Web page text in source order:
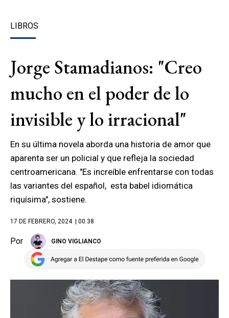
LIBROS
Jorge Stamadianos: "Creo
mucho en el poder de lo
invisible y lo irracional"
En su última novela aborda una historia de amor que
aparenta ser un policial y que refleja la sociedad
centroamericana. "Es increíble enfrentarse con todas
las variantes del español, esta babel idiomática
riquísima", sostiene.
17 DE FEBRERO, 2024 | 00.38
Por GINO VIGLIANCO